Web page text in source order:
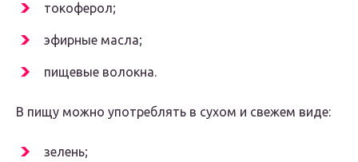
токоферол;
эфирные масла;
пищевые волокна.
В пищу можно употреблять в сухом и свежем виде:
зелень;